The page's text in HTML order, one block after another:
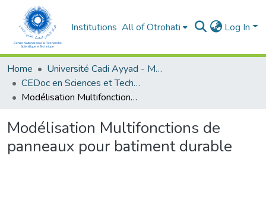
Institutions All of Otrohati Log In
Home
Université Cadi Ayyad - Marrakech
CEDoc en Sciences et Techniques et Sciences Médicales (CED - STSM)
Modélisation Multifonctions de panneaux pour batiment durable
Modélisation Multifonctions de
panneaux pour batiment durable